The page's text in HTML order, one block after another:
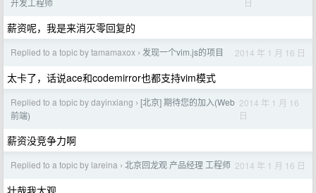
开发工程师
薪资呢，我是来消灭零回复的
Replied to a topic by tamamaxox › 发现一个vim.js的项目 2014 年 1 月 16 日
太卡了，话说ace和codemirror也都支持vim模式
Replied to a topic by dayinxiang › [北京] 期待您的加入(Web
前端)
2014 年 1 月 16
日
薪资没竞争力啊
Replied to a topic by lareina › 北京回龙观 产品经理 工程师 2014 年 1 月 16 日
壮哉我大观